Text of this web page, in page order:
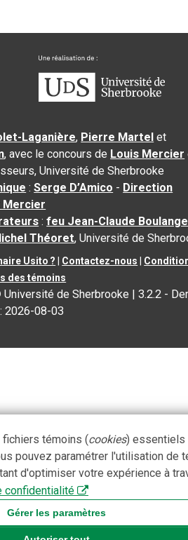
Laganière, Pierre Martel et
, avec le concours de Louis Mercier
Université de Sherbrooke
:Serge D’Amico - Direction
Mercier
:feu Jean-Claude
Théoret, Université de
Usito ? Contactez-nous
des témoins
Université de Sherbrooke |3.2.2 -
2026-08-03
témoins (cookies) essentiels
pouvez paramétrer l'utilisation de
d'optimiser votre expérience à
confidentialité
Gérer les paramètres